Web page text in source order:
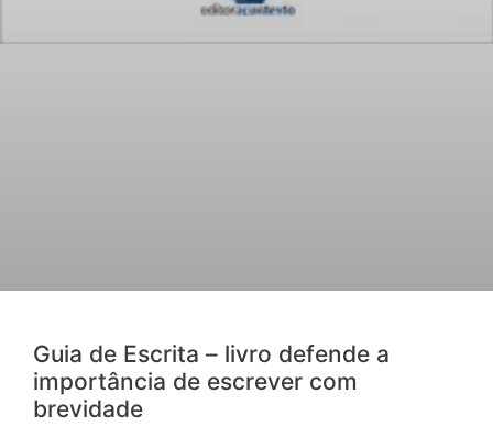
Guia de Escrita – livro defende a
importância de escrever com
brevidade